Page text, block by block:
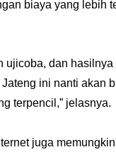
biaya yang lebih
ujicoba, dan
ini nanti akan
terpencil,” jelasnya.
juga